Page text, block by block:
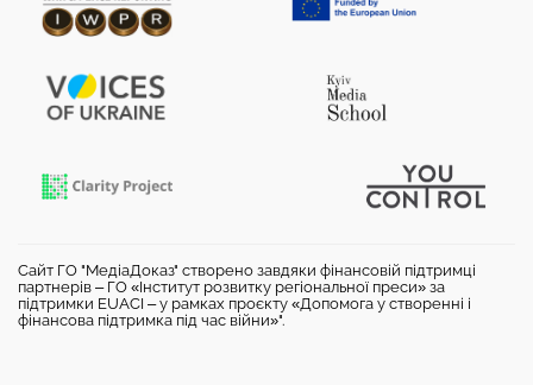
Сайт ГО "МедіаДоказ" створено завдяки фінансовій підтримці
партнерів – ГО «Інститут розвитку регіональної преси» за
підтримки EUACI – у рамках проєкту «Допомога у створенні і
фінансова підтримка під час війни»".